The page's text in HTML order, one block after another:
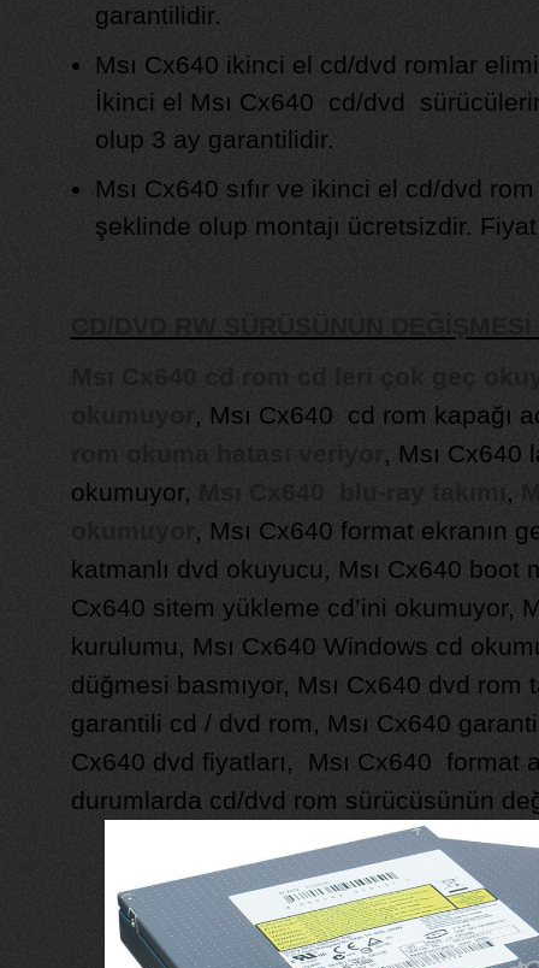
garantilidir.
Msı Cx640 ikinci el cd/dvd romlar
İkinci el Msı Cx640 cd/dvd
olup 3 ay garantilidir.
Msı Cx640 sıfır ve ikinci el cd/dvd
şeklinde olup montajı ücretsizdir.
, Msı Cx640 cd rom kapağı
, Msı Cx640
okumuyor,
,
, Msı Cx640 format ekranın
katmanlı dvd okuyucu, Msı Cx640 boot
Cx640 sitem yükleme cd’ini okumuyor,
kurulumu, Msı Cx640 Windows cd
düğmesi basmıyor, Msı Cx640 dvd rom
garantili cd / dvd rom, Msı Cx640
Cx640 dvd fiyatları, Msı Cx640 format
durumlarda cd/dvd rom sürücüsünün